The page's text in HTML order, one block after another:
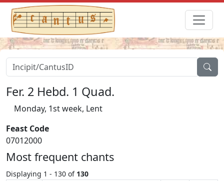
Fer. 2 Hebd. 1 Quad.
Monday, 1st week, Lent
Feast Code
07012000
Most frequent chants
Displaying 1 - 130 of 130